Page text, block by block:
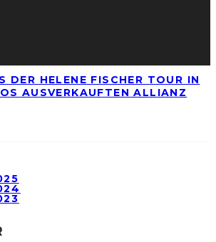
DER HELENE FISCHER TOUR IN
AUSVERKAUFTEN ALLIANZ